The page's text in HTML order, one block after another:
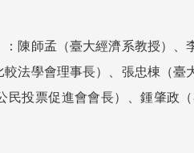
陳師孟（臺大經濟系教授）
法學會理事長）、張忠棟（
民投票促進會會長）、鍾肇政